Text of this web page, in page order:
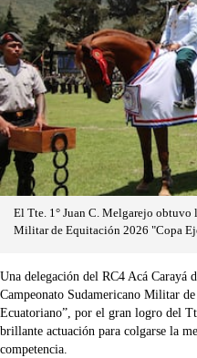
El Tte. 1° Juan C. Melgarejo obtuvo
Militar de Equitación 2026 "Copa
Una delegación del RC4 Acá Carayá
Campeonato Sudamericano Militar
Ecuatoriano”, por el gran logro del
brillante actuación para colgarse la
competencia.